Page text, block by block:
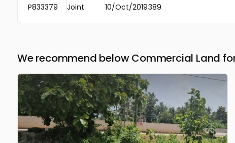
P833379
Joint
10/Oct/2019389
We recommend below Commercial Land